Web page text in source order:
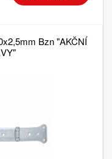
Bzn "AKČNÍ